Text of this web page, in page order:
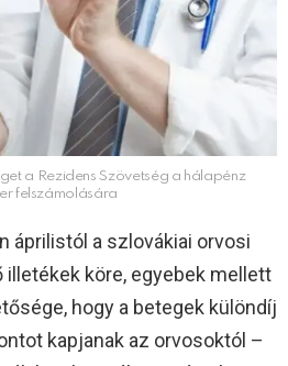
a Rezidens Szövetség a hálapénz
felszámolására
áprilistól a szlovákiai orvosi
köre, egyebek mellett
hogy a betegek különdíj
kapjanak az orvosoktól –